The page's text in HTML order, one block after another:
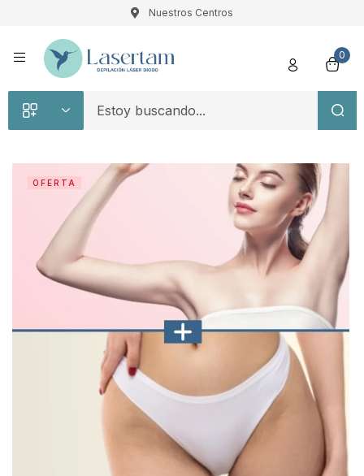
Nuestros Centros
0
OFERTA
Registro
Recuérdame Contraseña perdida
¿Crear una cuenta?